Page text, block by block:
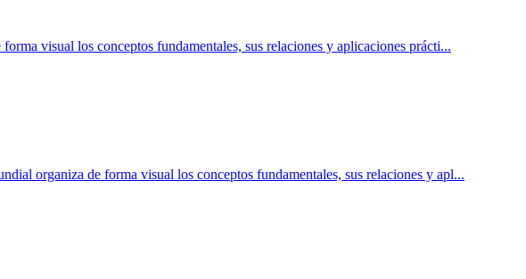
visual los conceptos fundamentales, sus relaciones y aplicaciones prácti...
organiza de forma visual los conceptos fundamentales, sus relaciones y apl...